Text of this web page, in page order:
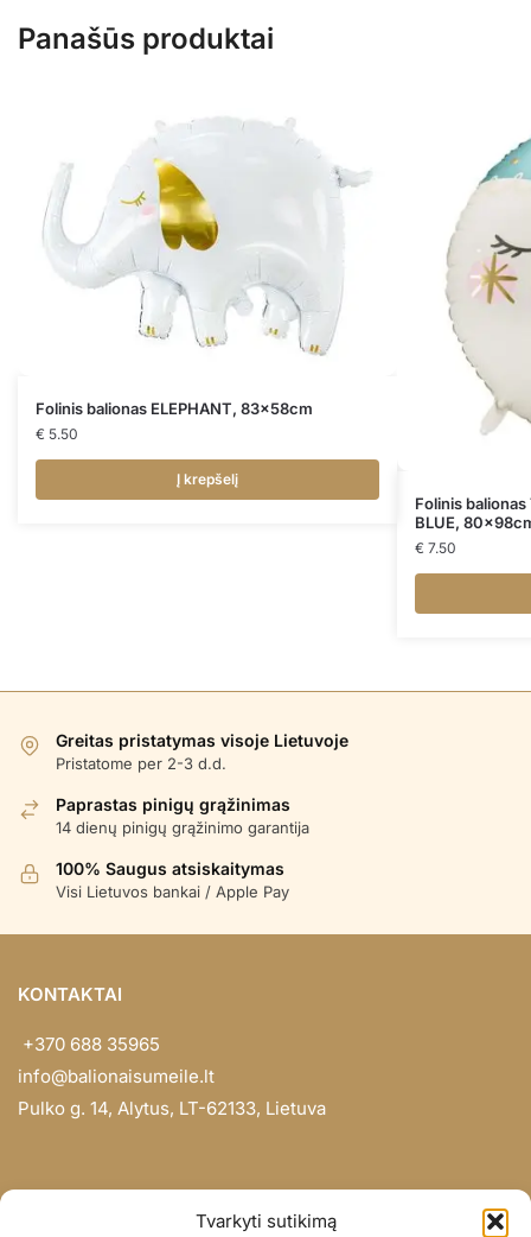
Tvarkyti sutikimą
Panašūs produktai
Folinis balionas ELEPHANT, 83x58cm
€ 5.50
Į krepšelį
Folinis balionas
BLUE,
€ 7.50
Greitas pristatymas visoje Lietuvoje
Pristatome per 2-3 d.d.
Paprastas pinigų grąžinimas
14 dienų pinigų grąžinimo garantija
100% Saugus atsiskaitymas
Visi Lietuvos bankai / Apple Pay
KONTAKTAI
+370 688 35965
info@balionaisumeile.lt
Pulko g. 14, Alytus, LT-62133, Lietuva